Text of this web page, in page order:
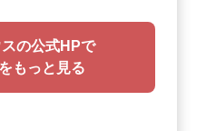
の公式HPで
もっと見る